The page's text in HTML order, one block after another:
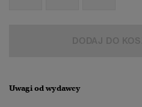
Uwagi od wydawcy